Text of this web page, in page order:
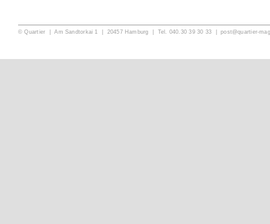
© Quartier | Am Sandtorkai 1 | 20457 Hamburg | Tel. 040.30 39 30 33 |post@quartier-